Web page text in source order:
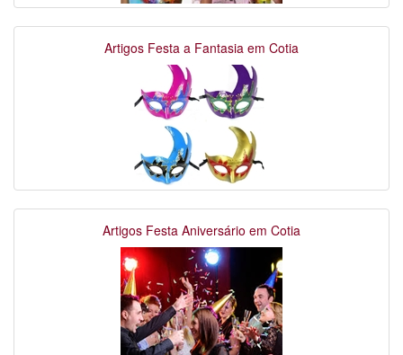
Artigos Festa a Fantasia em Cotia
Artigos Festa Aniversário em Cotia